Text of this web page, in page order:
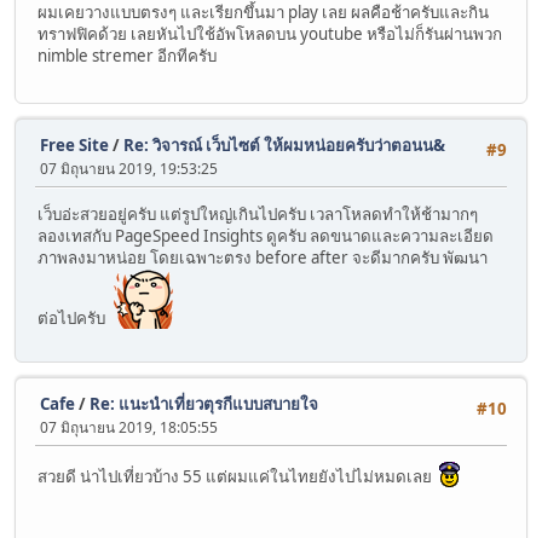
ผมเคยวางแบบตรงๆ และเรียกขึ้นมา play เลย ผลคือช้าครับและกิน
ทราฟฟิคด้วย เลยหันไปใช้อัพโหลดบน youtube หรือไม่ก็รันผ่านพวก
nimble stremer อีกทีครับ
#9
Free Site/ Re: วิจารณ์ เว็บไซต์ ให้ผมหน่อยครับว่าตอนน&
07 มิถุนายน 2019, 19:53:25
เว็บอ่ะสวยอยู่ครับ แต่รูปใหญ่เกินไปครับ เวลาโหลดทำให้ช้ามากๆ
ลองเทสกับ PageSpeed Insights ดูครับ ลดขนาดและความละเอียด
ภาพลงมาหน่อย โดยเฉพาะตรง before after จะดีมากครับ พัฒนา
ต่อไปครับ
#10
Cafe/ Re: แนะนำเที่ยวตุรกีแบบสบายใจ
07 มิถุนายน 2019, 18:05:55
สวยดี น่าไปเที่ยวบ้าง 55 แต่ผมแค่ในไทยยังไปไม่หมดเลย